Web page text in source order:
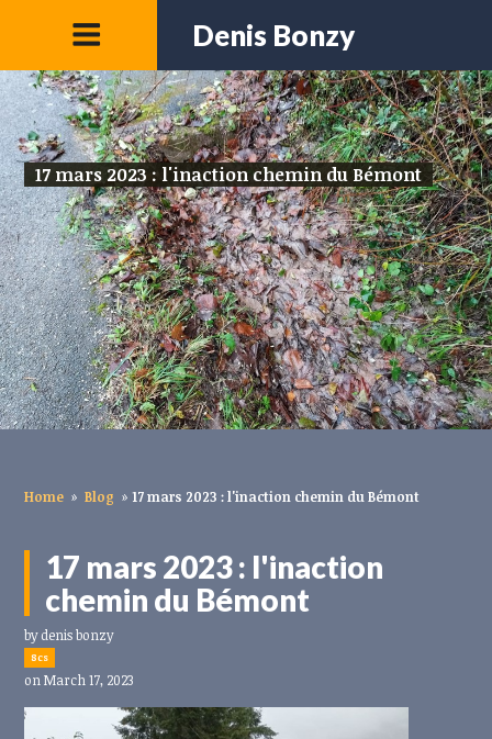
Denis Bonzy
17 mars 2023 : l'inaction chemin du Bémont
Home » Blog » 17 mars 2023 : l'inaction chemin du Bémont
17 mars 2023 : l'inaction
chemin du Bémont
bydenis bonzy
8cs
on March 17, 2023